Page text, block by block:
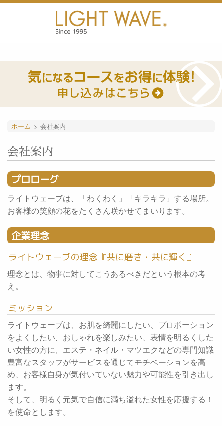
ホーム > 会社案内
会社案内
プロローグ
ライトウェーブは、「わくわく」「キラキラ」する場所。
お客様の笑顔の花をたくさん咲かせてまいります。
企業理念
ライトウェーブの理念『共に磨き・共に輝く』
理念とは、物事に対してこうあるべきだという根本の考
え。
ミッション
ライトウェーブは、お肌を綺麗にしたい、プロポーション
をよくしたい、おしゃれを楽しみたい、表情を明るくした
い女性の方に、エステ・ネイル・マツエクなどの専門知識
豊富なスタッフがサービスを通じてモチベーションを高
め、お客様自身が気付いていない魅力や可能性を引き出し
ます。
そして、明るく元気で自信に満ち溢れた女性を応援する！
を使命とします。